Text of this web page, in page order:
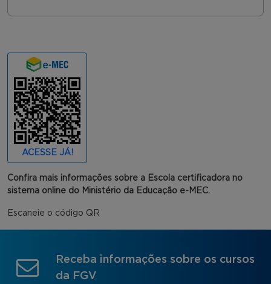
ACESSE JÁ!
Confira mais informações sobre a Escola certificadora no
sistema online do Ministério da Educação e-MEC.
Escaneie o código QR
Receba informações sobre os cursos
da FGV